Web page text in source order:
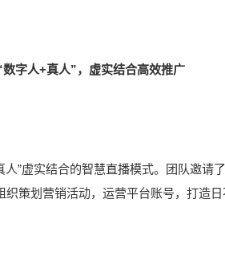
数字人+真人”，虚实结合高效推广
”虚实结合的智慧直播模式。团队邀
策划营销活动，运营平台账号，打造